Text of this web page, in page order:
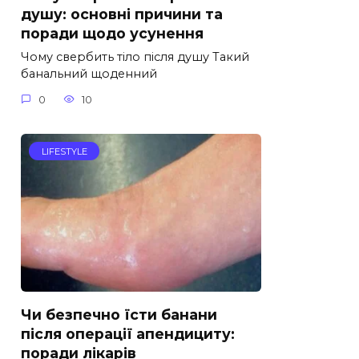
душу: основні причини та
поради щодо усунення
Чому свербить тіло після душу Такий
банальний щоденний
0 10
LIFESTYLE
Чи безпечно їсти банани
після операції апендициту:
поради лікарів